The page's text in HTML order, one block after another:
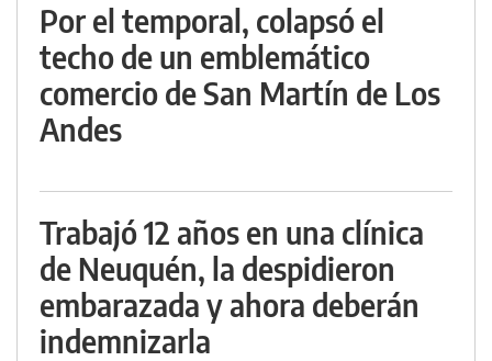
Por el temporal, colapsó el
techo de un emblemático
comercio de San Martín de Los
Andes
Trabajó 12 años en una clínica
de Neuquén, la despidieron
embarazada y ahora deberán
indemnizarla